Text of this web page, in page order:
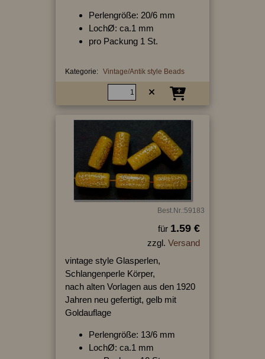
Perlengröße: 20/6 mm
LochØ: ca.1 mm
pro Packung 1 St.
Kategorie: Vintage/Antik style Beads
Best.Nr.:59183
für 1.59 €
zzgl. Versand
vintage style Glasperlen,
Schlangenperle Körper,
nach alten Vorlagen aus den 1920
Jahren neu gefertigt, gelb mit
Goldauflage
Perlengröße: 13/6 mm
LochØ: ca.1 mm